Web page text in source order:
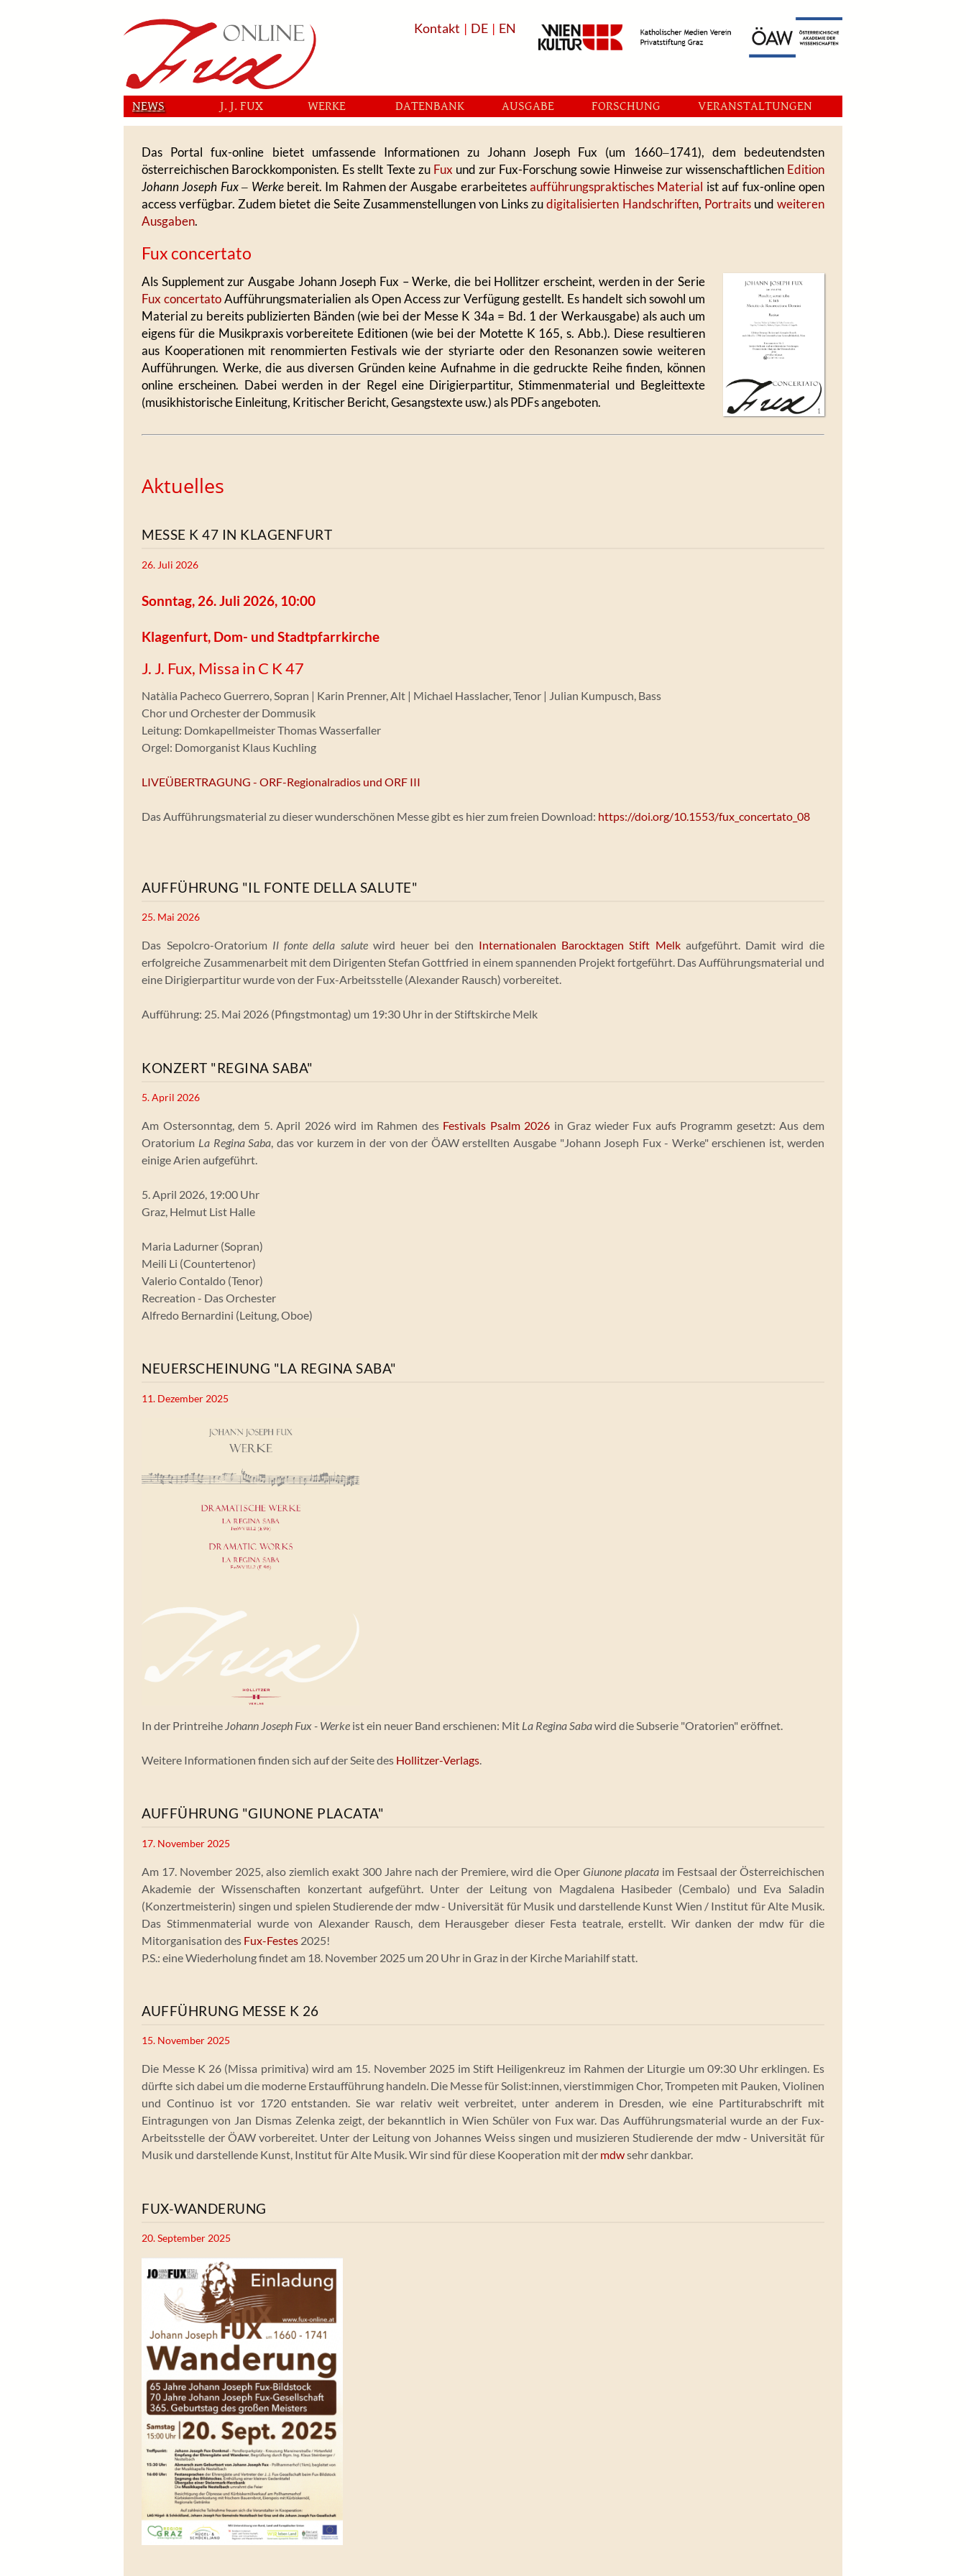
Kontakt | DE | EN
NEWS J. J. FUX WERKE DATENBANK AUSGABE FORSCHUNG VERANSTALTUNGEN
Das Portal fux-online bietet umfassende Informationen zu Johann Joseph Fux (um 1660‒1741), dem bedeutendsten
österreichischen Barockkomponisten. Es stellt Texte zu Fux und zur Fux-Forschung sowie Hinweise zur wissenschaftlichen Edition
Johann Joseph Fux ‒ Werkebereit. Im Rahmen der Ausgabe erarbeitetesaufführungspraktisches Material ist auf fux-online open
access verfügbar. Zudem bietet die Seite Zusammenstellungen von Links zudigitalisierten Handschriften, Portraitsund weiteren
Ausgaben.
Fux concertato
Als Supplement zur Ausgabe Johann Joseph Fux – Werke, die bei Hollitzer erscheint, werden in der Serie
Fux concertatoAufführungsmaterialien als Open Access zur Verfügung gestellt. Es handelt sich sowohl um
Material zu bereits publizierten Bänden (wie bei der Messe K 34a = Bd. 1 der Werkausgabe) als auch um
eigens für die Musikpraxis vorbereitete Editionen (wie bei der Motette K 165, s. Abb.). Diese resultieren
aus Kooperationen mit renommierten Festivals wie der styriarte oder den Resonanzen sowie weiteren
Aufführungen. Werke, die aus diversen Gründen keine Aufnahme in die gedruckte Reihe finden, können
online erscheinen. Dabei werden in der Regel eine Dirigierpartitur, Stimmenmaterial und Begleittexte
(musikhistorische Einleitung, Kritischer Bericht, Gesangstexte usw.) als PDFs angeboten.
Aktuelles
MESSE K 47 IN KLAGENFURT
26. Juli 2026
Sonntag, 26. Juli 2026, 10:00
Klagenfurt, Dom- und Stadtpfarrkirche
J. J. Fux, Missa in C K 47
Natàlia Pacheco Guerrero, Sopran | Karin Prenner, Alt | Michael Hasslacher, Tenor | Julian Kumpusch, Bass
Chor und Orchester der Dommusik
Leitung: Domkapellmeister Thomas Wasserfaller
Orgel: Domorganist Klaus Kuchling
LIVEÜBERTRAGUNG - ORF-Regionalradios und ORF III
Das Aufführungsmaterial zu dieser wunderschönen Messe gibt es hier zum freien Download: https://doi.org/10.1553/fux_concertato_08
AUFFÜHRUNG "IL FONTE DELLA SALUTE"
25. Mai 2026
Das Sepolcro-Oratorium Il fonte della salute wird heuer bei den Internationalen Barocktagen Stift Melk aufgeführt. Damit wird die
erfolgreiche Zusammenarbeit mit dem Dirigenten Stefan Gottfried in einem spannenden Projekt fortgeführt. Das Aufführungsmaterial und
eine Dirigierpartitur wurde von der Fux-Arbeitsstelle (Alexander Rausch) vorbereitet.
Aufführung: 25. Mai 2026 (Pfingstmontag) um 19:30 Uhr in der Stiftskirche Melk
KONZERT "REGINA SABA"
5. April 2026
Am Ostersonntag, dem 5. April 2026 wird im Rahmen des Festivals Psalm 2026 in Graz wieder Fux aufs Programm gesetzt: Aus dem
Oratorium La Regina Saba, das vor kurzem in der von der ÖAW erstellten Ausgabe "Johann Joseph Fux - Werke" erschienen ist, werden
einige Arien aufgeführt.
5. April 2026, 19:00 Uhr
Graz, Helmut List Halle
Maria Ladurner (Sopran)
Meili Li (Countertenor)
Valerio Contaldo (Tenor)
Recreation - Das Orchester
Alfredo Bernardini (Leitung, Oboe)
NEUERSCHEINUNG "LA REGINA SABA"
11. Dezember 2025
In der Printreihe Johann Joseph Fux - Werke ist ein neuer Band erschienen: Mit La Regina Sabawird die Subserie "Oratorien" eröffnet.
Weitere Informationen finden sich auf der Seite des Hollitzer-Verlags
AUFFÜHRUNG "GIUNONE PLACATA"
17. November 2025
Am 17. November 2025, also ziemlich exakt 300 Jahre nach der Premiere, wird die Oper Giunone placataim Festsaal der Österreichischen
Akademie der Wissenschaften konzertant aufgeführt. Unter der Leitung von Magdalena Hasibeder (Cembalo) und Eva Saladin
(Konzertmeisterin) singen und spielen Studierende der mdw - Universität für Musik und darstellende Kunst Wien / Institut für Alte Musik.
Das Stimmenmaterial wurde von Alexander Rausch, dem Herausgeber dieser Festa teatrale, erstellt. Wir danken der mdw für die
Mitorganisation des Fux-Festes 2025!
P.S.: eine Wiederholung findet am 18. November 2025 um 20 Uhr in Graz in der Kirche Mariahilf statt.
AUFFÜHRUNG MESSE K 26
15. November 2025
Die Messe K 26 (Missa primitiva) wird am 15. November 2025 im Stift Heiligenkreuz im Rahmen der Liturgie um 09:30 Uhr erklingen. Es
dürfte sich dabei um die moderne Erstaufführung handeln. Die Messe für Solist:innen, vierstimmigen Chor, Trompeten mit Pauken, Violinen
und Continuo ist vor 1720 entstanden. Sie war relativ weit verbreitet, unter anderem in Dresden, wie eine Partiturabschrift mit
Eintragungen von Jan Dismas Zelenka zeigt, der bekanntlich in Wien Schüler von Fux war. Das Aufführungsmaterial wurde an der Fux-
Arbeitsstelle der ÖAW vorbereitet. Unter der Leitung von Johannes Weiss singen und musizieren Studierende der mdw - Universität für
Musik und darstellende Kunst, Institut für Alte Musik. Wir sind für diese Kooperation mit der mdwsehr dankbar.
FUX-WANDERUNG
20. September 2025